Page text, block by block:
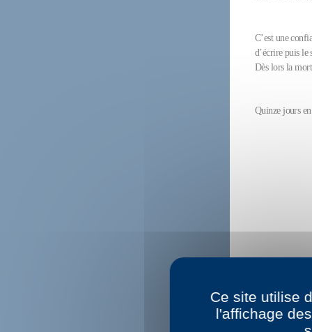
C’est une
d’écrire puis le
Dès lors la
Quinze jours
Ce site utilise
l'affichage